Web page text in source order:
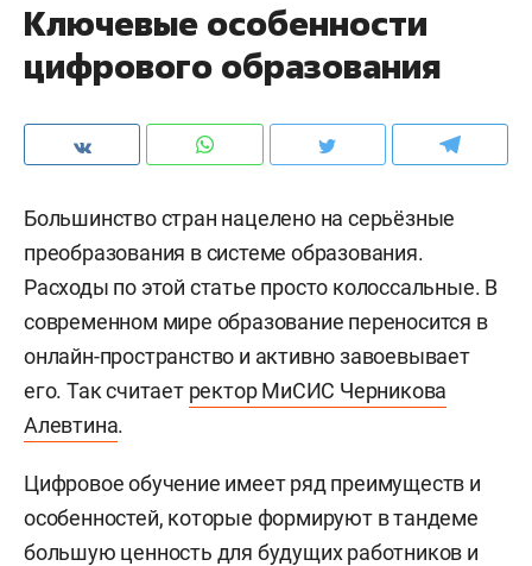
Ключевые особенности
цифрового образования
Большинство стран нацелено на серьёзные
преобразования в системе образования.
Расходы по этой статье просто колоссальные. В
современном мире образование переносится в
онлайн-пространство и активно завоевывает
его. Так считает ректор МиСИС Черникова
Алевтина.
Цифровое обучение имеет ряд преимуществ и
особенностей, которые формируют в тандеме
большую ценность для будущих работников и